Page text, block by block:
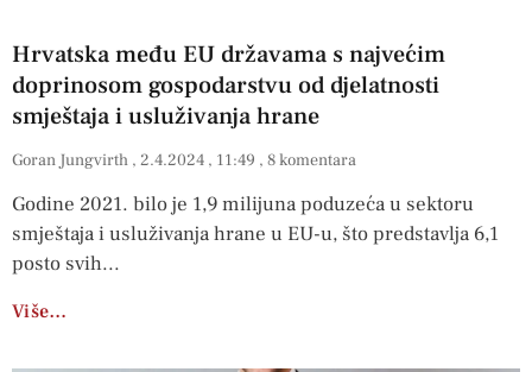
Hrvatska među EU državama s najvećim
doprinosom gospodarstvu od djelatnosti
smještaja i usluživanja hrane
Goran Jungvirth 2.4.2024 11:49 8 komentara
Godine 2021. bilo je 1,9 milijuna poduzeća u sektoru
smještaja i usluživanja hrane u EU-u, što predstavlja 6,1
posto svih
Više…